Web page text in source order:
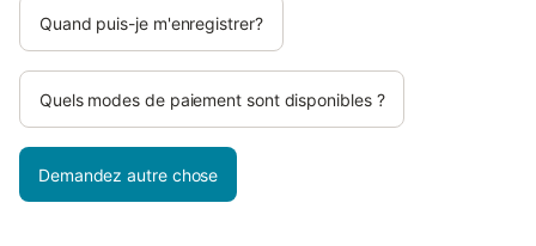
Quand puis-je m'enregistrer?
Quels modes de paiement sont disponibles ?
Demandez autre chose